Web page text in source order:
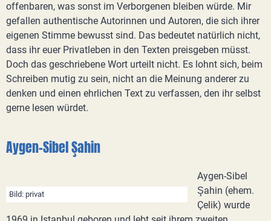
offenbaren, was sonst im Verborgenen bleiben würde. Mir
gefallen authentische Autorinnen und Autoren, die sich ihrer
eigenen Stimme bewusst sind. Das bedeutet natürlich nicht,
dass ihr euer Privatleben in den Texten preisgeben müsst.
Doch das geschriebene Wort urteilt nicht. Es lohnt sich, beim
Schreiben mutig zu sein, nicht an die Meinung anderer zu
denken und einen ehrlichen Text zu verfassen, den ihr selbst
gerne lesen würdet.
Aygen-Sibel Şahin
Bild: privat
Aygen-Sibel
Şahin (ehem.
Çelik) wurde